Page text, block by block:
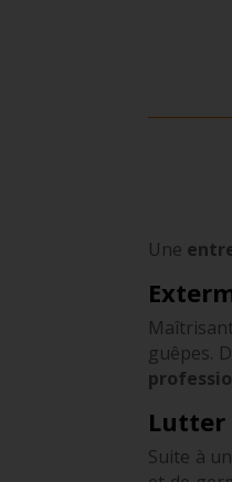
Une
guêpes.
Lutter
Suite à